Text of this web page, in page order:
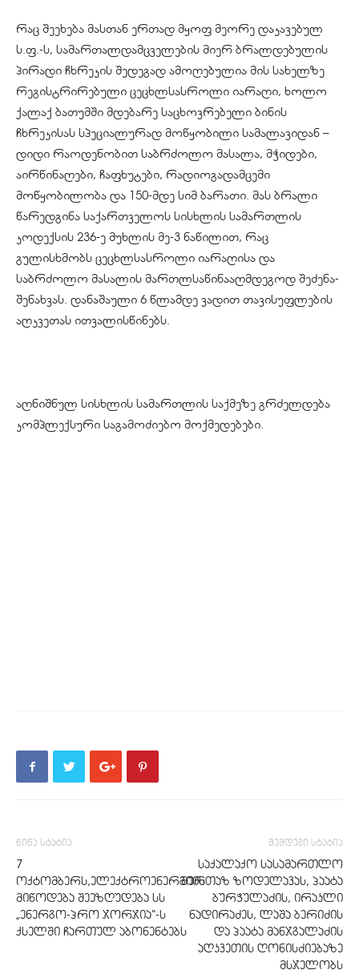
რაც შეეხება მასთან ერთად მყოფ მეორე დაკავებულ
ს.ფ.-ს, სამართალდამცველების მიერ ბრალდებულის
პირადი ჩხრეკის შედეგად ამოღებულია მის სახელზე
რეგისტრირებული ცეცხლსასროლი იარაღი, ხოლო
ქალაქ ბათუმში მდებარე საცხოვრებელი ბინის
ჩხრეკისას სპეციალურად მოწყობილი სამალავიდან ­–
დიდი რაოდენობით საბრძოლო მასალა, მჭიდები,
აირწინაღები, ჩაფხუტები, რადიოგადამცემი
მოწყობილობა და 150-მდე სიმ ბარათი. მას ბრალი
წარედგინა საქართველოს სისხლის სამართლის
კოდექსის 236-ე მუხლის მე-3 ნაწილით, რაც
გულისხმობს ცეცხლსასროლი იარაღისა და
საბრძოლო მასალის მართლსაწინააღმდეგოდ შეძენა-
შენახვას. დანაშაული 6 წლამდე ვადით თავისუფლების
აღკვეთას ითვალისწინებს.
აღნიშნულ სისხლის სამართლის საქმეზე გრძელდება
კომპლექსური საგამოძიებო მოქმედებები.
წინა სტატია
7
ოქტომბერს,ელექტროენერგიის
მიწოდება შეეზღუდება სს
„ენერგო-პრო ჯორჯია“-ს
ქსელში ჩართულ აბონენტებს
შემდეგი სტატია
საქალაქო სასამართლო
მურთაზ ზოდელავას, პაატა
ბურჭულაძის, ირაკლი
ნადირაძეს, ლაშა ბერიძის
და პაატა მანჯგალაძის
აღკვეთის ღონისძიებაზე
მსჯელობს